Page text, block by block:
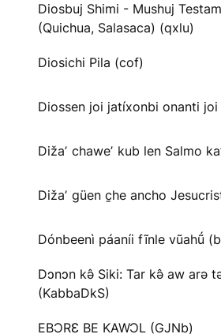
Diosbuj Shimi - Mushuj
(Quichua, Salasaca) (qxlu)
Diosichi Pila (cof)
Diossen joi jatíxonbi onanti joi
Dižaʼ chaweʼ kub len Salmo
Dižaʼ güen c̱he ancho
Dónbeenì páaníi fĩnle vũahṹ
Dɔnɔn kə̂ Siki: Tar kə̂ aw arə
(KabbaDkS)
EBƆRƐ BE KAWƆL (GJNb)